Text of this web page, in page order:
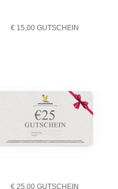
€ 15,00 GUTSCHEIN
€ 25,00 GUTSCHEIN